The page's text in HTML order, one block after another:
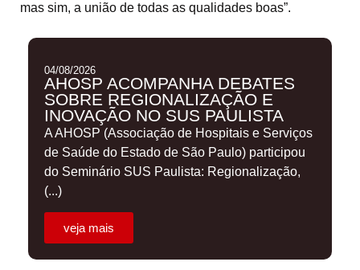
mas sim, a união de todas as qualidades boas”.
04/08/2026
AHOSP ACOMPANHA DEBATES
SOBRE REGIONALIZAÇÃO E
INOVAÇÃO NO SUS PAULISTA
A AHOSP (Associação de Hospitais e Serviços
de Saúde do Estado de São Paulo) participou
do Seminário SUS Paulista: Regionalização,
(...)
veja mais